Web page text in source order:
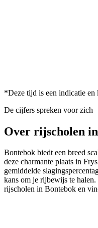
*Deze tijd is een indicatie en
De cijfers spreken voor zich
Over rijscholen
Bontebok biedt een breed
deze charmante plaats in
gemiddelde
kans om je rijbewijs te
rijscholen in Bontebok en